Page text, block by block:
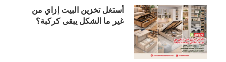
أستغل تخزين البيت إزاي من
غير ما الشكل يبقى كركبة؟